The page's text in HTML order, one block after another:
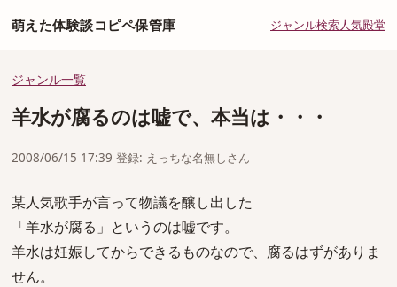
萌えた体験談コピペ保管庫 ジャンル検索人気殿堂
ジャンル一覧
羊水が腐るのは嘘で、本当は・・・
2008/06/15 17:39 登録: えっちな名無しさん
某人気歌手が言って物議を醸し出した
「羊水が腐る」というのは嘘です。
羊水は妊娠してからできるものなので、腐るはずがありま
せん。